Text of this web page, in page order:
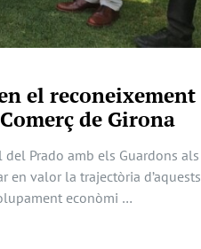
el reconeixement
de Girona
Prado amb els Guardons als
en valor la trajectòria d’aquests
econòmi …